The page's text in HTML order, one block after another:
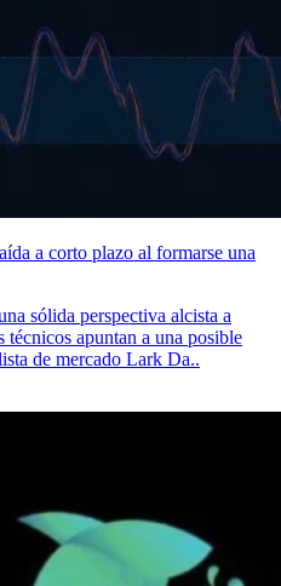
a corto plazo al formarse una
sólida perspectiva alcista a
apuntan a una posible
de mercado Lark Da..